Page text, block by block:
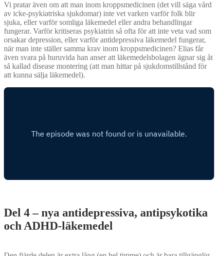
Vi pratar även om att man inom kroppsmedicinen (det vill säga vård
av icke-psykiatriska sjukdomar) inte vet varken varför folk blir
sjuka, eller varför somliga läkemedel eller andra behandlingar
fungerar. Varför kritiseras psykiatrin så ofta för att inte veta vad som
orsakar depression, eller varför antidepressiva läkemedel fungerar,
när man inte ställer samma krav inom kroppsmedicinen? Elias får
även svara på huruvida han anser att läkemedelsbolagen ägnar sig åt
så kallad disease montering (att man hittar på sjukdomstillstånd för
att kunna sälja läkemedel).
Del 4 – nya antidepressiva, antipsykotika
och ADHD-läkemedel